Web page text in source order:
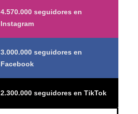
4.570.000 seguidores en
Instagram
3.000.000 seguidores en
Facebook
2.300.000 seguidores en TikTok